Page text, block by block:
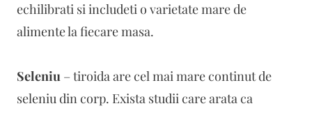
echilibrati si includeti o varietate mare de
alimente la fiecare masa.
Seleniu – tiroida are cel mai mare continut de
seleniu din corp. Exista studii care arata ca